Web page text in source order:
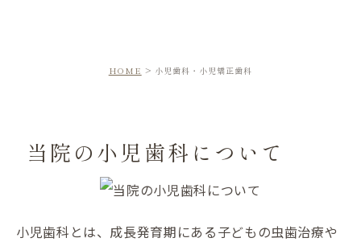
HOME 小児歯科・小児矯正歯科
当院の小児歯科について
小児歯科とは、成長発育期にある子どもの虫歯治療や